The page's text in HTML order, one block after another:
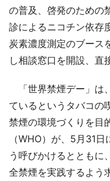
の普及、啓発のための
診によるニコチン依存
炭素濃度測定のブース
し相談窓口を開設、直
「世界禁煙デー」は
ているというタバコの
禁煙の環境づくりを目
（WHO）が、5月31
う呼びかけるとともに
全禁煙を実践するよう